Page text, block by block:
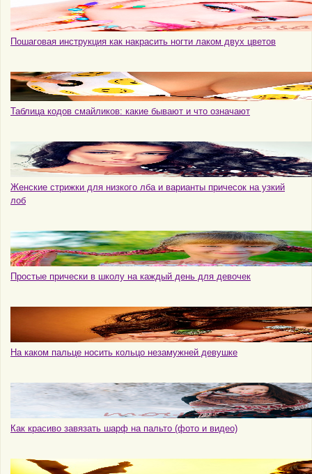
Пошаговая инструкция как накрасить ногти лаком двух цветов
Таблица кодов смайликов: какие бывают и что означают
Женские стрижки для низкого лба и варианты причесок на узкий
лоб
Простые прически в школу на каждый день для девочек
На каком пальце носить кольцо незамужней девушке
Как красиво завязать шарф на пальто (фото и видео)